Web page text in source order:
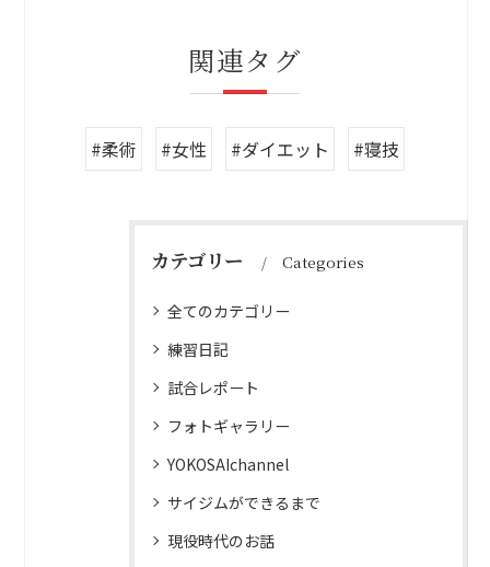
関連タグ
#柔術 #女性 #ダイエット #寝技
カテゴリー Categories
全てのカテゴリー
練習日記
試合レポート
フォトギャラリー
YOKOSAIchannel
サイジムができるまで
現役時代のお話